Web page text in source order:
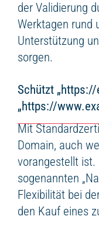
der Validierung
Werktagen rund
Unterstützung
sorgen.
Schützt
„https://
Mit
Domain, auch
vorangestellt ist.
sogenannten
Flexibilität bei
den Kauf eines